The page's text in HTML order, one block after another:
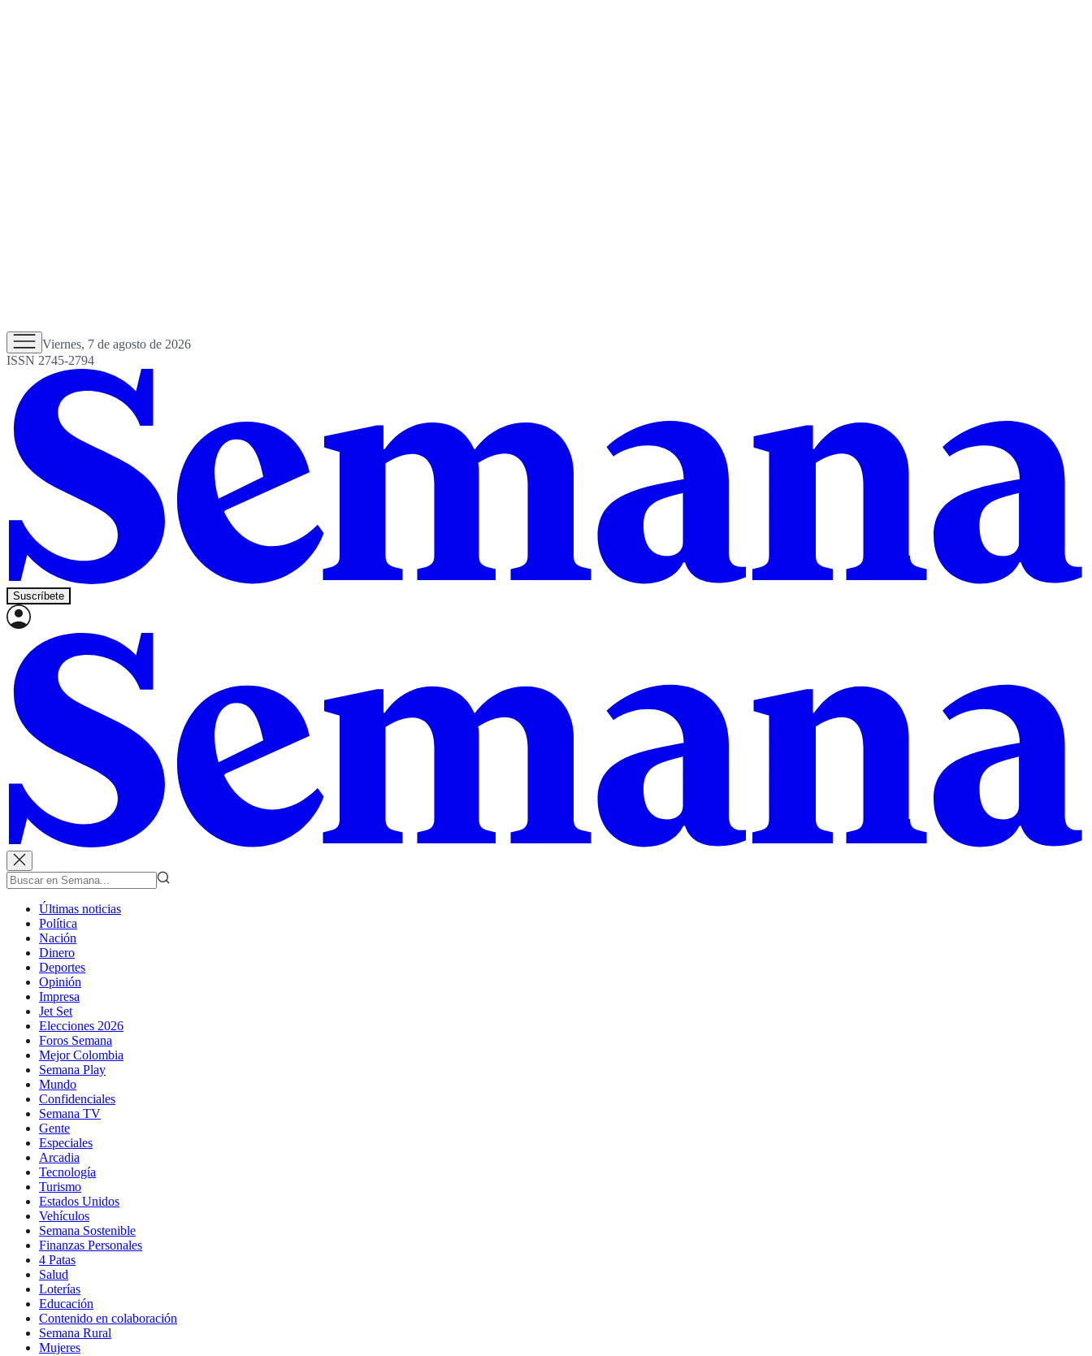
Viernes, 7 de agosto de 2026
ISSN 2745-2794
Suscríbete
Últimas noticias
Política
Nación
Dinero
Deportes
Opinión
Impresa
Jet Set
Elecciones 2026
Foros Semana
Mejor Colombia
Semana Play
Mundo
Confidenciales
Semana TV
Gente
Especiales
Arcadia
Tecnología
Turismo
Estados Unidos
Vehículos
Semana Sostenible
Finanzas Personales
4 Patas
Salud
Loterías
Educación
Contenido en colaboración
Semana Rural
Mujeres